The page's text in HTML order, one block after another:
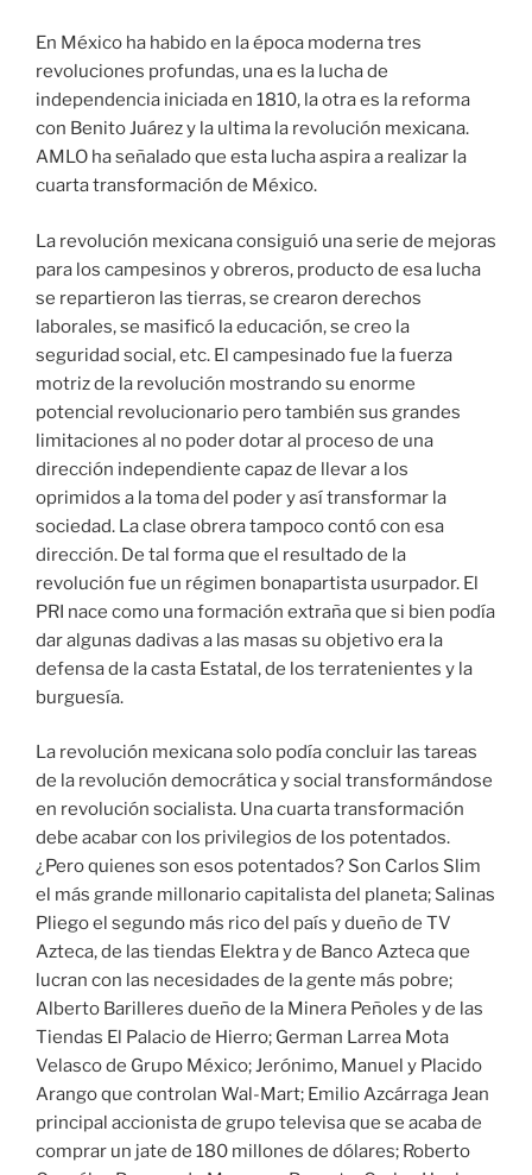
En México ha habido en la época moderna tres
revoluciones profundas, una es la lucha de
independencia iniciada en 1810, la otra es la reforma
con Benito Juárez y la ultima la revolución mexicana.
AMLO ha señalado que esta lucha aspira a realizar la
cuarta transformación de México.
La revolución mexicana consiguió una serie de mejoras
para los campesinos y obreros, producto de esa lucha
se repartieron las tierras, se crearon derechos
laborales, se masificó la educación, se creo la
seguridad social, etc. El campesinado fue la fuerza
motriz de la revolución mostrando su enorme
potencial revolucionario pero también sus grandes
limitaciones al no poder dotar al proceso de una
dirección independiente capaz de llevar a los
oprimidos a la toma del poder y así transformar la
sociedad. La clase obrera tampoco contó con esa
dirección. De tal forma que el resultado de la
revolución fue un régimen bonapartista usurpador. El
PRI nace como una formación extraña que si bien podía
dar algunas dadivas a las masas su objetivo era la
defensa de la casta Estatal, de los terratenientes y la
burguesía.
La revolución mexicana solo podía concluir las tareas
de la revolución democrática y social transformándose
en revolución socialista. Una cuarta transformación
debe acabar con los privilegios de los potentados.
¿Pero quienes son esos potentados? Son Carlos Slim
el más grande millonario capitalista del planeta; Salinas
Pliego el segundo más rico del país y dueño de TV
Azteca, de las tiendas Elektra y de Banco Azteca que
lucran con las necesidades de la gente más pobre;
Alberto Barilleres dueño de la Minera Peñoles y de las
Tiendas El Palacio de Hierro; German Larrea Mota
Velasco de Grupo México; Jerónimo, Manuel y Placido
Arango que controlan Wal-Mart; Emilio Azcárraga Jean
principal accionista de grupo televisa que se acaba de
comprar un jate de 180 millones de dólares; Roberto